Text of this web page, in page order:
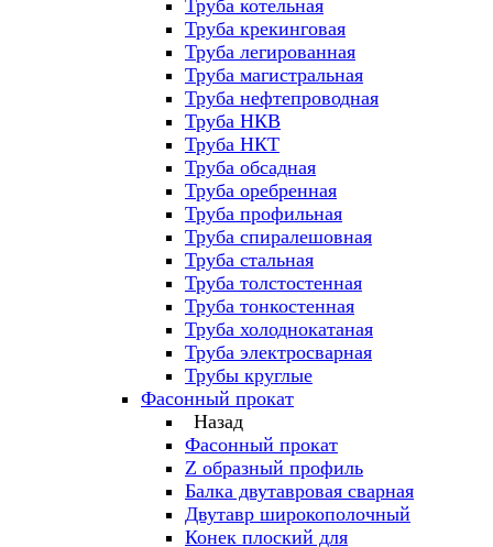
Труба котельная
Труба крекинговая
Труба легированная
Труба магистральная
Труба нефтепроводная
Труба НКВ
Труба НКТ
Труба обсадная
Труба оребренная
Труба профильная
Труба спиралешовная
Труба стальная
Труба толстостенная
Труба тонкостенная
Труба холоднокатаная
Труба электросварная
Трубы круглые
Фасонный прокат
Назад
Фасонный прокат
Z образный профиль
Балка двутавровая сварная
Двутавр широкополочный
Конек плоский для